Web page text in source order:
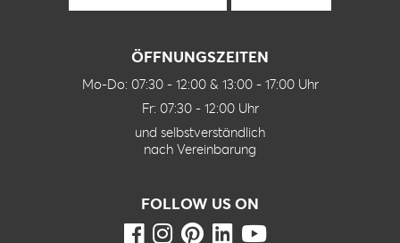
ÖFFNUNGSZEITEN
Mo-Do: 07:30 - 12:00 & 13:00 - 17:00 Uhr
Fr: 07:30 - 12:00 Uhr
und selbstverständlich
nach Vereinbarung
FOLLOW US ON